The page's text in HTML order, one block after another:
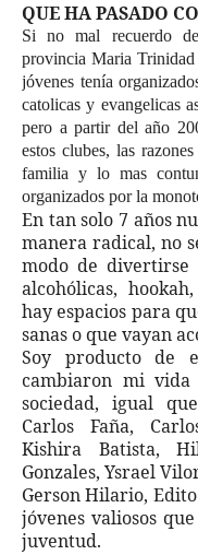
QUE HA PASADO
Si no mal recuerdo
provincia Maria Trinidad
jóvenes tenía
catolicas y evangelicas
pero a partir del año
estos clubes, las
familia y lo mas
organizados por la
En tan solo 7 años
manera radical, no
modo de divertirse
alcohólicas,
hay espacios para
sanas o que vayan
Soy producto de
cambiaron mi
sociedad, igual
Carlos Faña,
Kishira Batista,
Gonzales, Ysrael
Gerson Hilario,
jóvenes valiosos
juventud.